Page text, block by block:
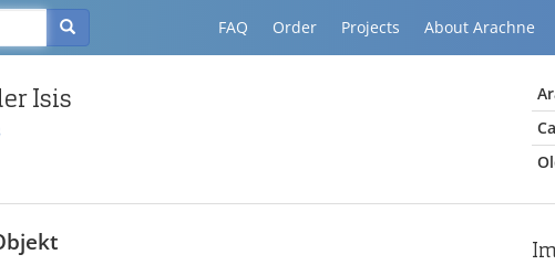
FAQ Order Projects About Arachne
Isis